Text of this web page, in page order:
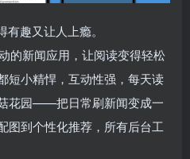
有趣又让人上瘾。
的新闻应用，让阅读变得轻松
短小精悍，互动性强，每天读
花园——把日常刷新闻变成一
图到个性化推荐，所有后台工